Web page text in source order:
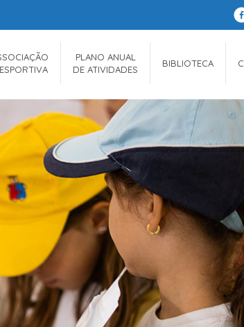
PLANO ANUAL
DE ATIVIDADES
BIBLIOTECA